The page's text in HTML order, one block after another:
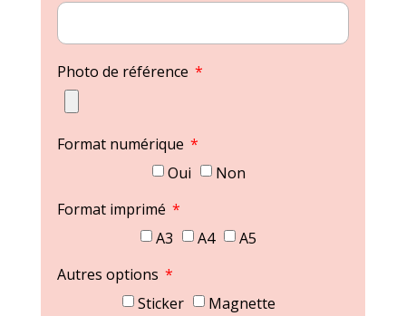
Photo de référence
Format numérique
Oui
Non
Format imprimé
A3
A4
A5
Autres options
Sticker
Magnette